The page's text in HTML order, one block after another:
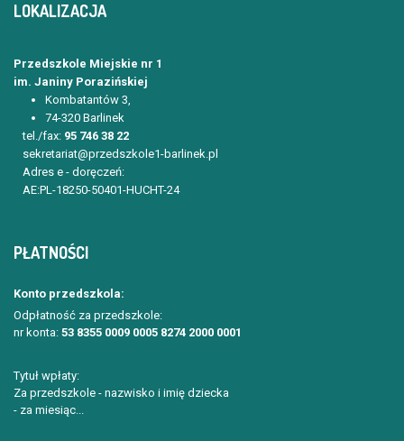
LOKALIZACJA
Przedszkole Miejskie nr 1
im. Janiny Porazińskiej
Kombatantów 3,
74-320 Barlinek
tel./fax: 95 746 38 22
sekretariat@przedszkole1-barlinek.pl
Adres e - doręczeń:
AE:PL-18250-50401-HUCHT-24
PŁATNOŚCI
Konto przedszkola:
Odpłatność za przedszkole:
nr konta: 53 8355 0009 0005 8274 2000 0001
Tytuł wpłaty:
Za przedszkole - nazwisko i imię dziecka
- za miesiąc...